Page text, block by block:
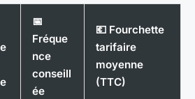
📅
Fréque
nce
conseill
ée
💶 Fourchette
tarifaire
moyenne
(TTC)